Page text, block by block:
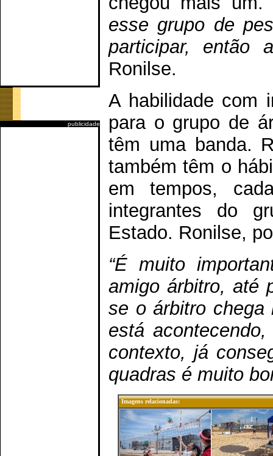
publicidade
esse grupo de
participar, então
Ronilse.
A habilidade com
para o grupo de
têm uma banda.
também têm o
em tempos,
integrantes do
Estado. Ronilse,
“É muito
amigo árbitro, até
se o árbitro
está
contexto, já
quadras é muito
Imagens relacionadas: